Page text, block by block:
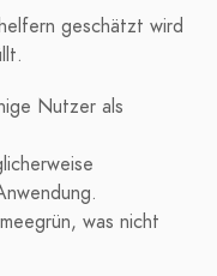
geschätzt wird
Nutzer als
was nicht